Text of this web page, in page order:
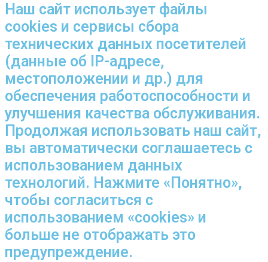
Наш сайт использует файлы
cookies и сервисы сбора
технических данных посетителей
(данные об IP-адресе,
местоположении и др.) для
обеспечения работоспособности и
улучшения качества обслуживания.
Продолжая использовать наш сайт,
вы автоматически соглашаетесь с
использованием данных
технологий. Нажмите «Понятно»,
чтобы согласиться с
использованием «cookies» и
больше не отображать это
предупреждение.